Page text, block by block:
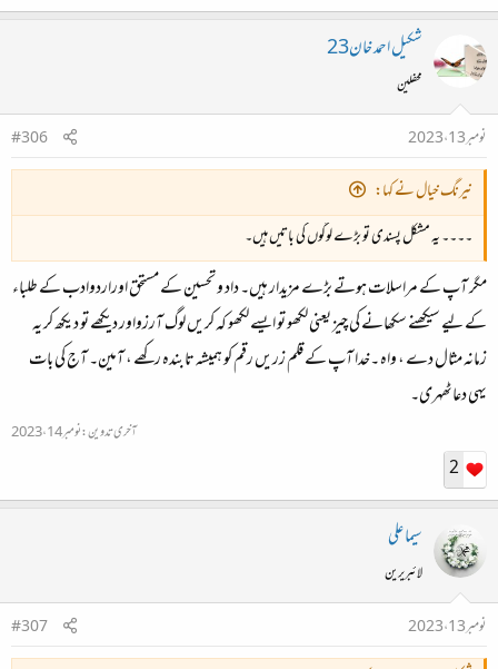
شکیل احمد خان23
محفلین
نومبر 13، 2023
#306
نیرنگ خیال نے کہا:
۔۔۔۔ یہ مشکل پسندی تو بڑے لوگوں کی باتیں ہیں۔
مگر آپ کے مراسلات ہوتے بڑے مزیدار ہیں۔ داد و تحسین کے مستحق اوراردوادب کے طلباء
کے لیے سیکھنے سکھانے کی چیز یعنی لکھو تو ایسے لکھو کہ کریں لوگ آرزواور دیکھے تو دیکھ کر یہ
زمانہ مثال دے ، واہ ۔خدا آپ کے قلم زریں رقم کو ہمیشہ تابندہ رکھے ، آمین۔ آج کی بات
یہی دعاٹھہری۔
آخری تدوین:نومبر 14، 2023
2
سیما علی
لائبریرین
نومبر 13، 2023
#307